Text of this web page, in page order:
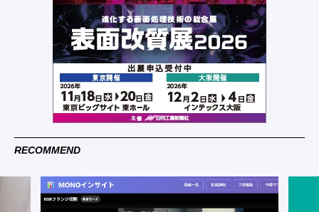
RECOMMEND